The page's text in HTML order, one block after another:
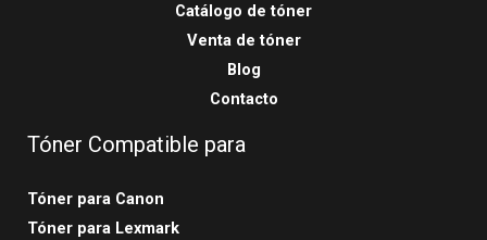
Catálogo de tóner
Venta de tóner
Blog
Contacto
Tóner Compatible para
Tóner para Canon
Tóner para Lexmark